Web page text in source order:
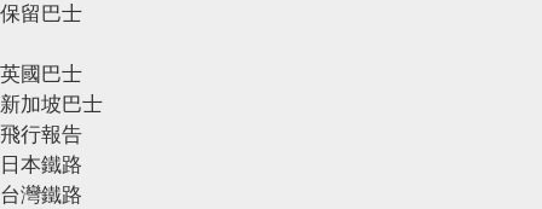
保留巴士
英國巴士
新加坡巴士
飛行報告
日本鐵路
台灣鐵路